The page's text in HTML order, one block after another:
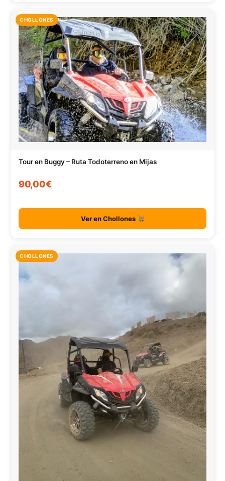
CHOLLONES
Tour en Buggy – Ruta Todoterreno en Mijas
90,00€
Ver en Chollones
CHOLLONES